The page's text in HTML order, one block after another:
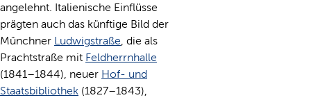
angelehnt. Italienische Einflüsse
prägten auch das künftige Bild der
Münchner Ludwigstraße , die als
Prachtstraße mit Feldherrnhalle
(1841–1844), neuer Hof- und
Staatsbibliothek (1827–1843),